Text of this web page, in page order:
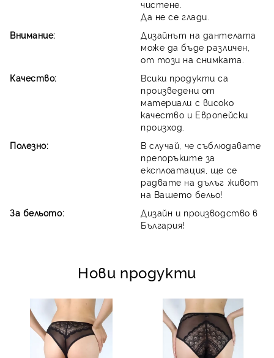
чистене.
Да не се глади.
Внимание:
Дизайнът на дантелата
може да бъде различен,
от този на снимката.
Качество:
Всики продукти са
произведени от
материали с високо
качество и Европейски
произход.
Полезно:
В случай, че съблюдавате
препоръките за
експлоатация, ще се
радвате на дълъг живот
на Вашето бельо!
За бельото:
Дизайн и производство в
България!
Нови продукти